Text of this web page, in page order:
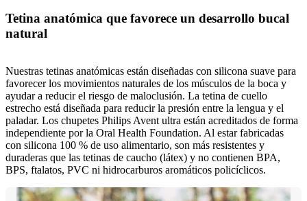
Tetina anatómica que favorece un desarrollo bucal
natural
Nuestras tetinas anatómicas están diseñadas con silicona suave para
favorecer los movimientos naturales de los músculos de la boca y
ayudar a reducir el riesgo de maloclusión. La tetina de cuello
estrecho está diseñada para reducir la presión entre la lengua y el
paladar. Los chupetes Philips Avent ultra están acreditados de forma
independiente por la Oral Health Foundation. Al estar fabricadas
con silicona 100 % de uso alimentario, son más resistentes y
duraderas que las tetinas de caucho (látex) y no contienen BPA,
BPS, ftalatos, PVC ni hidrocarburos aromáticos policíclicos.